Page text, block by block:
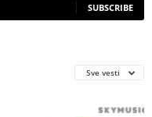
SUBSCRIBE
Sve vesti